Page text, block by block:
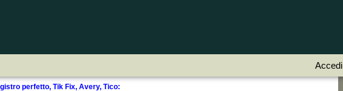
Accedi
perfetto, Tik Fix, Avery, Tico: